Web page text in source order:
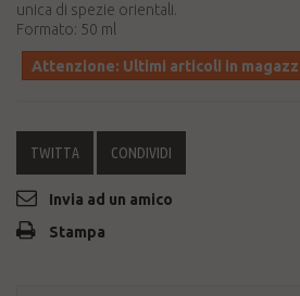
unica di spezie orientali.
Formato: 50 ml
Attenzione: Ultimi articoli in
TWITTA CONDIVIDI
Invia ad un amico
Stampa